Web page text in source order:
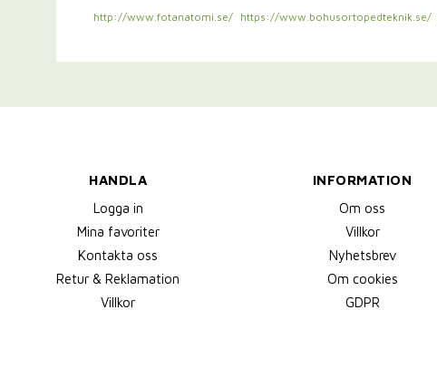
http://www.fotanatomi.se/ https://www.bohusortopedteknik.se/
HANDLA
Logga in
Mina favoriter
Kontakta oss
Retur & Reklamation
Villkor
INFORMATION
Om oss
Villkor
Nyhetsbrev
Om cookies
GDPR